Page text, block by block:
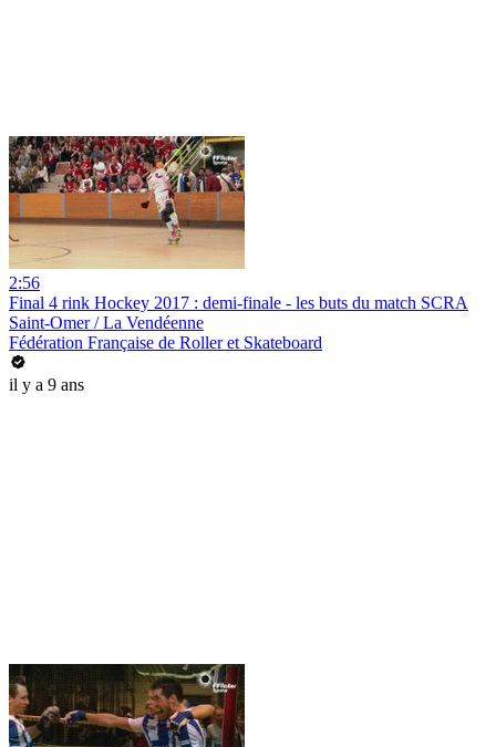
2:56
Final 4 rink Hockey 2017 : demi-finale - les buts du match SCRA
Saint-Omer / La Vendéenne
Fédération Française de Roller et Skateboard
il y a 9 ans